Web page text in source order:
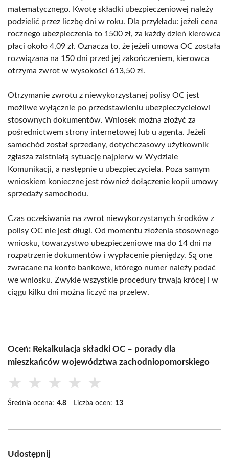
matematycznego. Kwotę składki ubezpieczeniowej należy
podzielić przez liczbę dni w roku. Dla przykładu: jeżeli cena
rocznego ubezpieczenia to 1500 zł, za każdy dzień kierowca
płaci około 4,09 zł. Oznacza to, że jeżeli umowa OC została
rozwiązana na 150 dni przed jej zakończeniem, kierowca
otrzyma zwrot w wysokości 613,50 zł.
Otrzymanie zwrotu z niewykorzystanej polisy OC jest
możliwe wyłącznie po przedstawieniu ubezpieczycielowi
stosownych dokumentów. Wniosek można złożyć za
pośrednictwem strony internetowej lub u agenta. Jeżeli
samochód został sprzedany, dotychczasowy użytkownik
zgłasza zaistniałą sytuację najpierw w Wydziale
Komunikacji, a następnie u ubezpieczyciela. Poza samym
wnioskiem konieczne jest również dołączenie kopii umowy
sprzedaży samochodu.
Czas oczekiwania na zwrot niewykorzystanych środków z
polisy OC nie jest długi. Od momentu złożenia stosownego
wniosku, towarzystwo ubezpieczeniowe ma do 14 dni na
rozpatrzenie dokumentów i wypłacenie pieniędzy. Są one
zwracane na konto bankowe, którego numer należy podać
we wniosku. Zwykle wszystkie procedury trwają krócej i w
ciągu kilku dni można liczyć na przelew.
Oceń: Rekalkulacja składki OC – porady dla
mieszkańców województwa zachodniopomorskiego
★ ★ ★ ★ ★
Średnia ocena: 4.8 Liczba ocen: 13
Udostępnij